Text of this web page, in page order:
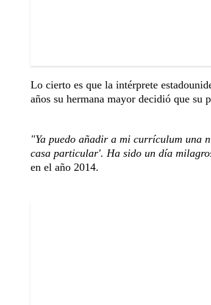
Lo cierto es que la intérprete
años su hermana mayor decidió que su
"Ya puedo añadir a mi currículum una
casa particular'. Ha sido un día
en el año 2014.